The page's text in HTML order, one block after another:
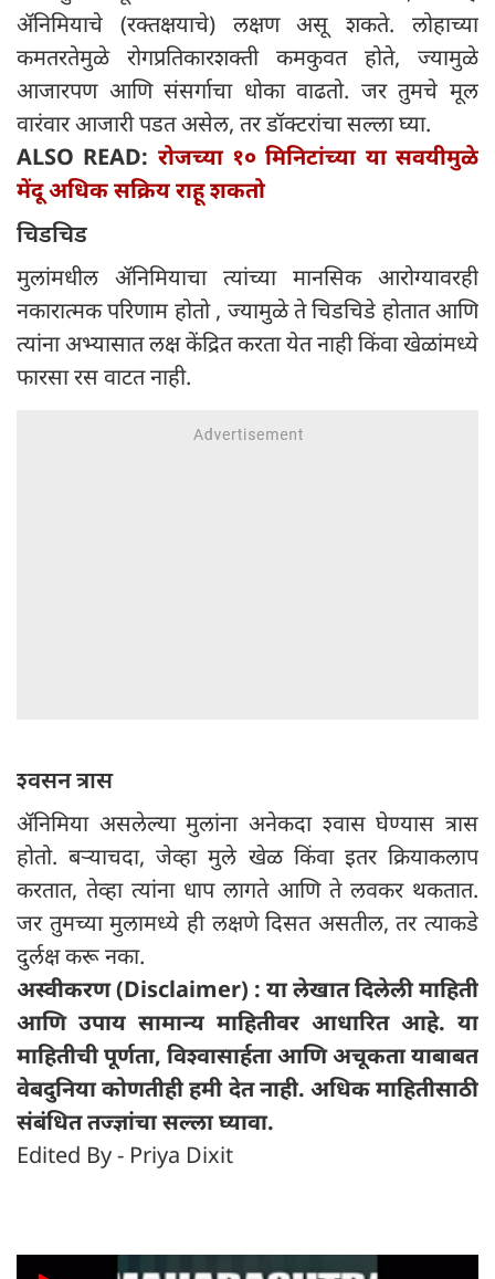
ॲनिमियाचे (रक्तक्षयाचे) लक्षण असू शकते. लोहाच्या
कमतरतेमुळे रोगप्रतिकारशक्ती कमकुवत होते, ज्यामुळे
आजारपण आणि संसर्गाचा धोका वाढतो. जर तुमचे मूल
वारंवार आजारी पडत असेल, तर डॉक्टरांचा सल्ला घ्या.
ALSO READ: रोजच्या १० मिनिटांच्या या सवयीमुळे
मेंदू अधिक सक्रिय राहू शकतो
चिडचिड
मुलांमधील ॲनिमियाचा त्यांच्या मानसिक आरोग्यावरही
नकारात्मक परिणाम होतो , ज्यामुळे ते चिडचिडे होतात आणि
त्यांना अभ्यासात लक्ष केंद्रित करता येत नाही किंवा खेळांमध्ये
फारसा रस वाटत नाही.
श्वसन त्रास
ॲनिमिया असलेल्या मुलांना अनेकदा श्वास घेण्यास त्रास
होतो. बऱ्याचदा, जेव्हा मुले खेळ किंवा इतर क्रियाकलाप
करतात, तेव्हा त्यांना धाप लागते आणि ते लवकर थकतात.
जर तुमच्या मुलामध्ये ही लक्षणे दिसत असतील, तर त्याकडे
दुर्लक्ष करू नका.
अस्वीकरण (Disclaimer) : या लेखात दिलेली माहिती
आणि उपाय सामान्य माहितीवर आधारित आहे. या
माहितीची पूर्णता, विश्वासार्हता आणि अचूकता याबाबत
वेबदुनिया कोणतीही हमी देत ​​नाही. अधिक माहितीसाठी
संबंधित तज्ज्ञांचा सल्ला घ्यावा.
Edited By - Priya Dixit